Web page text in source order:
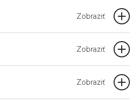
Zobraziť
Zobraziť
Zobraziť